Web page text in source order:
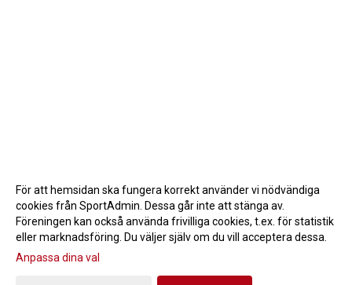
Gå till Webbversion
För att hemsidan ska fungera korrekt använder vi nödvändiga
cookies från SportAdmin. Dessa går inte att stänga av.
Föreningen kan också använda frivilliga cookies, t.ex. för statistik
eller marknadsföring. Du väljer själv om du vill acceptera dessa.
Anpassa dina val